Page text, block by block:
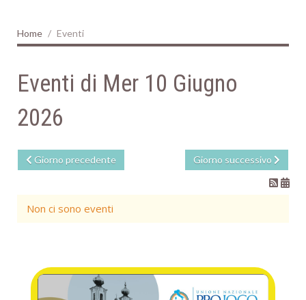
Home Eventi
Eventi di Mer 10 Giugno
2026
Giorno precedente Giorno successivo
Non ci sono eventi